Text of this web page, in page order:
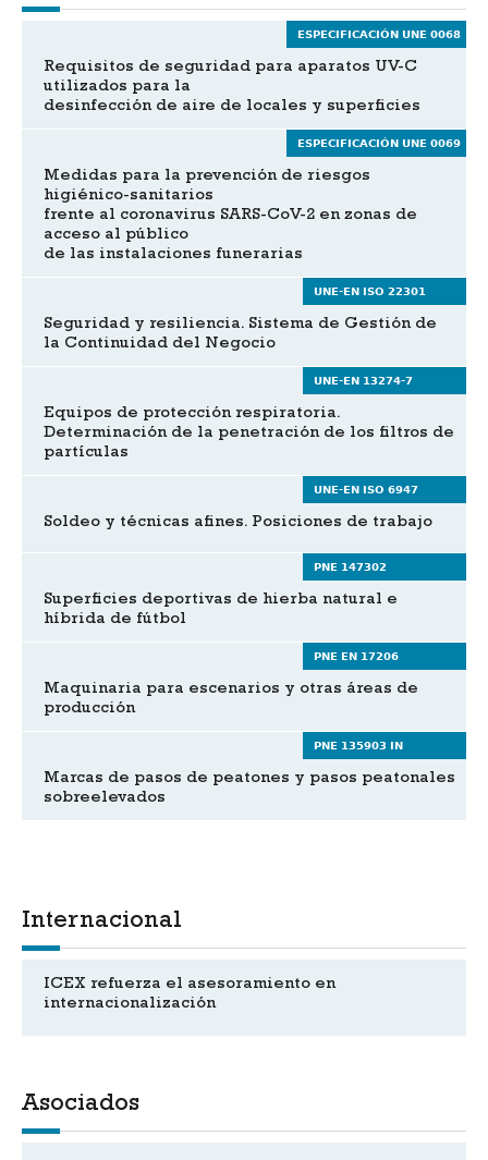
ESPECIFICACIÓN UNE 0068
Requisitos de seguridad para aparatos UV-C
utilizados para la
desinfección de aire de locales y superficies
ESPECIFICACIÓN UNE 0069
Medidas para la prevención de riesgos
higiénico-sanitarios
frente al coronavirus SARS-CoV-2 en zonas de
acceso al público
de las instalaciones funerarias
UNE-EN ISO 22301
Seguridad y resiliencia. Sistema de Gestión de
la Continuidad del Negocio
UNE-EN 13274-7
Equipos de protección respiratoria.
Determinación de la penetración de los filtros de
partículas
UNE-EN ISO 6947
Soldeo y técnicas afines. Posiciones de trabajo
PNE 147302
Superficies deportivas de hierba natural e
híbrida de fútbol
PNE EN 17206
Maquinaria para escenarios y otras áreas de
producción
PNE 135903 IN
Marcas de pasos de peatones y pasos peatonales
sobreelevados
Internacional
ICEX refuerza el asesoramiento en
internacionalización
Asociados